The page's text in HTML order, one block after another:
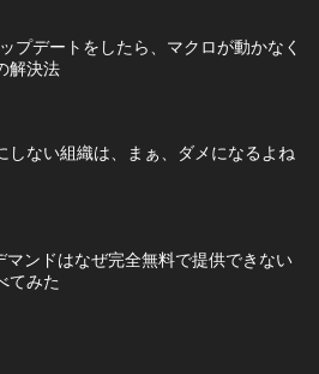
プデートをしたら、マクロが動かなく
解決法
しない組織は、まぁ、ダメになるよね
マンドはなぜ完全無料で提供できない
てみた